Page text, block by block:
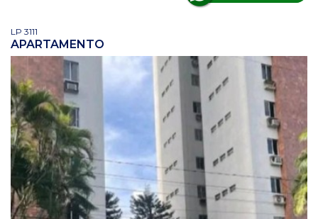
LP 3111
APARTAMENTO